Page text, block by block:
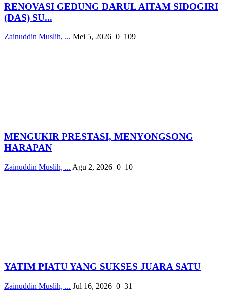
RENOVASI GEDUNG DARUL AITAM SIDOGIRI
(DAS) SU...
Zainuddin Muslih, ... Mei 5, 2026 0 109
MENGUKIR PRESTASI, MENYONGSONG
HARAPAN
Zainuddin Muslih, ... Agu 2, 2026 0 10
YATIM PIATU YANG SUKSES JUARA SATU
Zainuddin Muslih, ... Jul 16, 2026 0 31